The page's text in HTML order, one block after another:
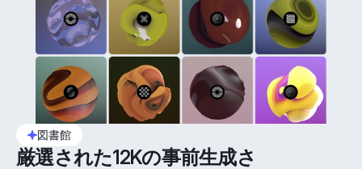
図書館
厳選された12Kの事前生成さ